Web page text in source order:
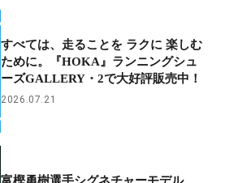
すべては、走ることを ラクに 楽しむ
ために。『HOKA』ランニングシュ
ーズGALLERY・2で大好評販売中！
2026.07.21